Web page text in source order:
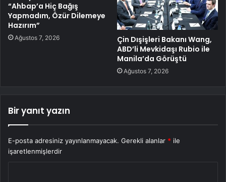
“Ahbap’a Hiç Bağış
Yapmadım, Özür Dilemeye
Hazırım”
Ağustos 7, 2026
Çin Dışişleri Bakanı Wang,
ABD’li Mevkidaşı Rubio ile
Manila’da Görüştü
Ağustos 7, 2026
Bir yanıt yazın
E-posta adresiniz yayınlanmayacak. Gerekli alanlar * ile
işaretlenmişlerdir